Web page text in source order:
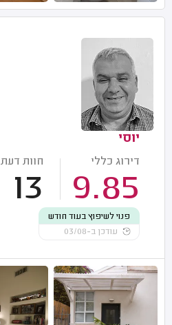
יוסי
דירוג כללי
9.85
חוות דעת
13
פנוי לשיפוץ בעוד חודש
עודכן ב-03/08